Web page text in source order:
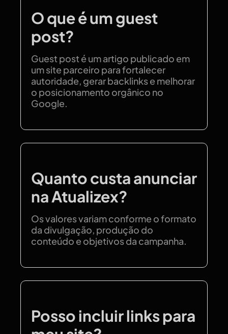
O que é um guest
post?
Guest post é um artigo publicado em
um site parceiro para fortalecer
autoridade, gerar backlinks e melhorar
o posicionamento orgânico no
Google.
Quanto custa anunciar
na Atualizex?
Os valores variam conforme o formato
da divulgação, produção do
conteúdo e objetivos da campanha.
Posso incluir links para